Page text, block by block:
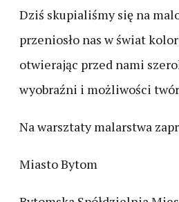
Dziś skupialiśmy się na
przeniosło nas w świat
otwierając przed nami
wyobraźni i możliwości
Na warsztaty malarstwa
Miasto Bytom